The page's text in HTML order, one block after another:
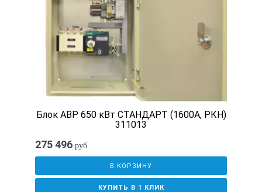
Блок АВР 650 кВт СТАНДАРТ (1600А, РКН)
311013
275 496 руб.
В КОРЗИНУ
КУПИТЬ В 1 КЛИК